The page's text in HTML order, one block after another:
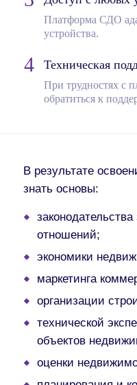
Платформа СДО
устройства.
Техническая
При трудностях с
обратиться к
В результате
знать основы:
отношений;
экономики
маркетинга
организации
технической
объектов
оценки